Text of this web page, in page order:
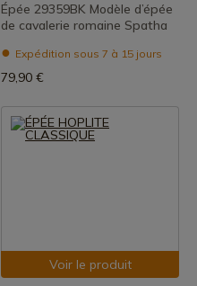
Épée 29359BK Modèle d’épée
de cavalerie romaine Spatha
Expédition sous 7 à 15 jours
79,90 €
Voir le produit